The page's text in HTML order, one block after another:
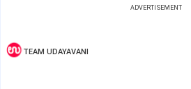
ADVERTISEMENT
TEAM UDAYAVANI